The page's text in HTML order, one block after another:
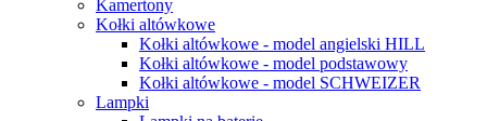
Kamertony
Kołki altówkowe
Kołki altówkowe - model angielski HILL
Kołki altówkowe - model podstawowy
Kołki altówkowe - model SCHWEIZER
Lampki